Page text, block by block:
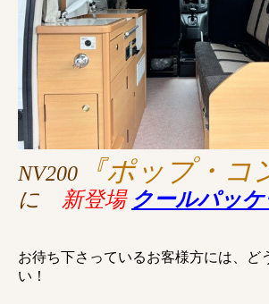
NV200 『ポップ・コ
に 新登場 クールパッケ
お待ち下さっているお客様方には、ど
い！